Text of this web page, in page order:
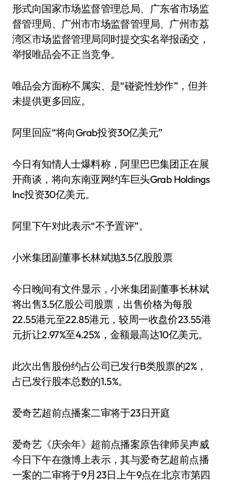
形式向国家市场监督管理总局、广东省市场监
督管理局、广州市市场监督管理局、广州市荔
湾区市场监督管理局同时提交实名举报函交，
举报唯品会不正当竞争。
唯品会方面称不属实、是“碰瓷性炒作”，但并
未提供更多回应。
阿里回应“将向Grab投资30亿美元”
今日有知情人士爆料称，阿里巴巴集团正在展
开商谈，将向东南亚网约车巨头Grab Holdings
Inc投资30亿美元。
阿里下午对此表示“不予置评”。
小米集团副董事长林斌抛3.5亿股股票
今日晚间有文件显示，小米集团副董事长林斌
将出售3.5亿股公司股票，出售价格为每股
22.55港元至22.85港元，较周一收盘价23.55港
元折让2.97%至4.25%，金额最高达10亿美元。
此次出售股份约占公司已发行B类股票的2%，
占已发行股本总数的1.5%。
爱奇艺超前点播案二审将于23日开庭
爱奇艺《庆余年》超前点播案原告律师吴声威
今日下午在微博上表示，其与爱奇艺超前点播
一案的二审将于9月23日上午9点在北京市第四